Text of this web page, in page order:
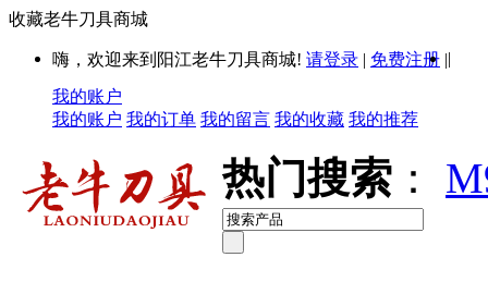
收藏老牛刀具商城
嗨，欢迎来到阳江老牛刀具商城! 请登录 | 免费注册 ||
我的账户
我的账户 我的订单 我的留言 我的收藏 我的推荐
热门搜索 ：